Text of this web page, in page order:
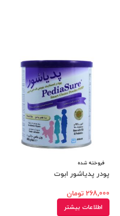
فروخته شده
پودر پدیاشور ابوت
268,000 تومان
اطلاعات بیشتر